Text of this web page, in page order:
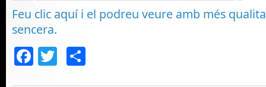
Feu clic aquí i el podreu veure amb més
sencera.
Facebook
Twitter